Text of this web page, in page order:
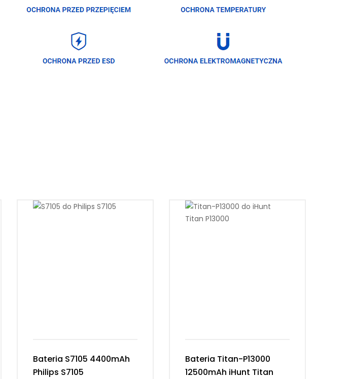
Bateria S7105 4400mAh
Philips S7105
Bateria Titan-P13000
12500mAh iHunt Titan